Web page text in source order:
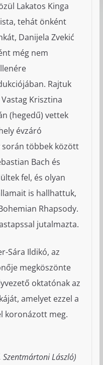
Lakatos Kinga
tehát önként
Danijela Zvekić
még nem
Rajtuk
Krisztina
(hegedű) vettek
évzáró
során többek között
Bach és
fel, és olyan
is hallhattuk,
Rhapsody.
jutalmazta.
Sára Ildikó, az
megköszönte
oktatónak az
amelyet ezzel a
koronázott meg.
Szentmártoni László)